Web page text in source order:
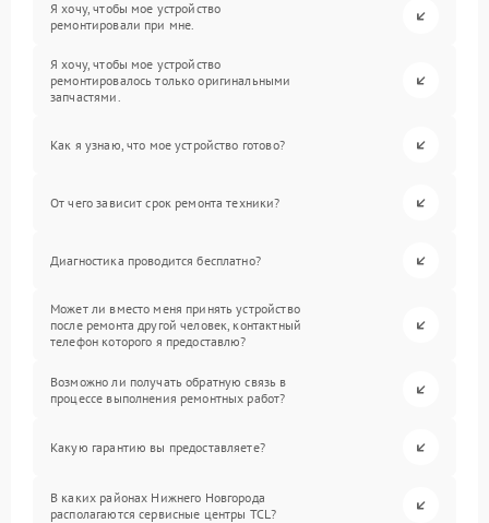
Я хочу, чтобы мое устройство
ремонтировали при мне.
Я хочу, чтобы мое устройство
ремонтировалось только оригинальными
запчастями.
Как я узнаю, что мое устройство готово?
От чего зависит срок ремонта техники?
Диагностика проводится бесплатно?
Может ли вместо меня принять устройство
после ремонта другой человек, контактный
телефон которого я предоставлю?
Возможно ли получать обратную связь в
процессе выполнения ремонтных работ?
Какую гарантию вы предоставляете?
В каких районах Нижнего Новгорода
располагаются сервисные центры TCL?